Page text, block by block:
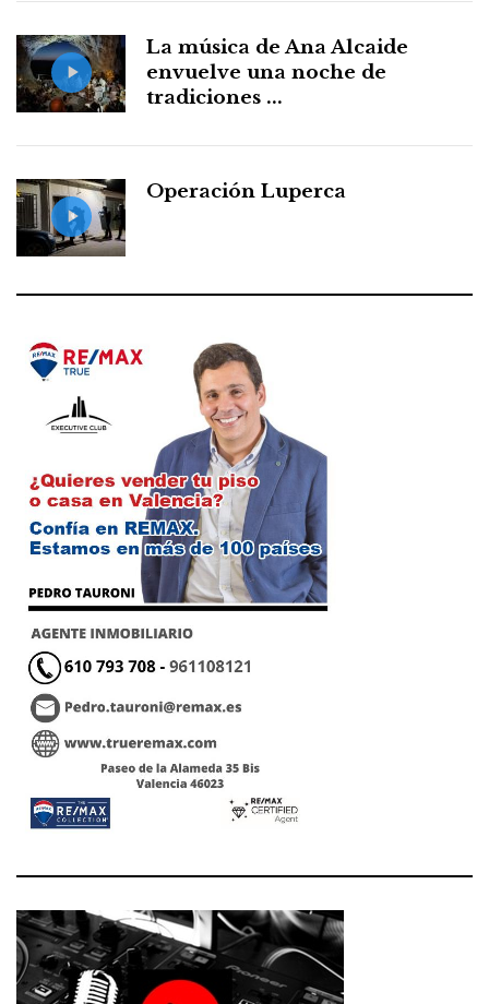
La música de Ana Alcaide
envuelve una noche de
tradiciones ...
Operación Luperca